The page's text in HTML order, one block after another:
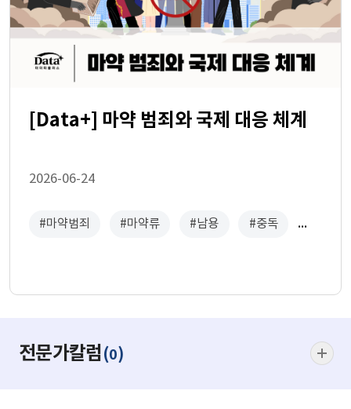
[Data+] 마약 범죄와 국제 대응 체계
2026-06-24
#마약범죄 #마약류 #남용 #중독
전문가칼럼(0)